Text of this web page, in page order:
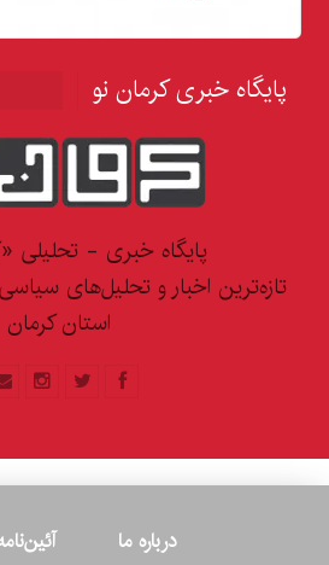
پایگاه خبری کرمان نو
پایگاه خبری - تحلیلی
تازه‌ترین اخبار و تحلیل‌های
استان کرمان
درباره ما